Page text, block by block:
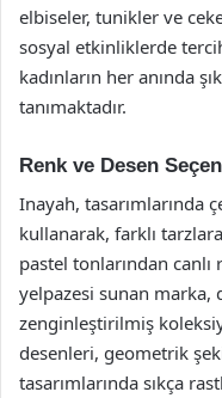
elbiseler, tunikler ve
sosyal etkinliklerde
kadınların her anında
tanımaktadır.
Renk ve Desen
Inayah, tasarımlarında
kullanarak, farklı
pastel tonlarından
yelpazesi sunan marka,
zenginleştirilmiş
desenleri, geometrik
tasarımlarında sıkça